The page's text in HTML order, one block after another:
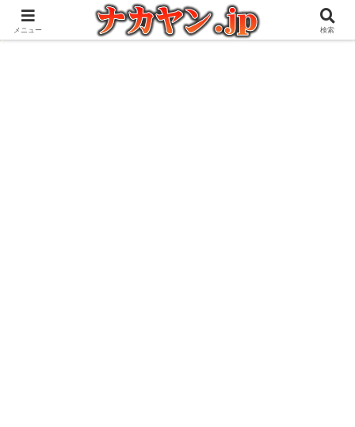
アウトドアとガジェット好きな管理人の愉快な日々を綴るブログ
メニュー 検索